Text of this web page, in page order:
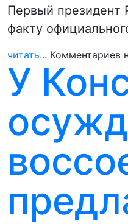
Первый
факту
читать... Комментариев
У